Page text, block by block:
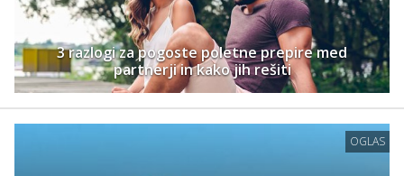
3 razlogi za pogoste poletne prepire med
partnerji in kako jih rešiti
OGLAS